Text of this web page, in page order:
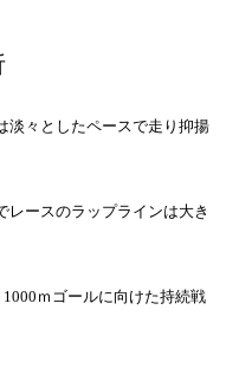
淡々としたペースで走り抑揚
レースのラップラインは大き
ｍゴールに向けた持続戦